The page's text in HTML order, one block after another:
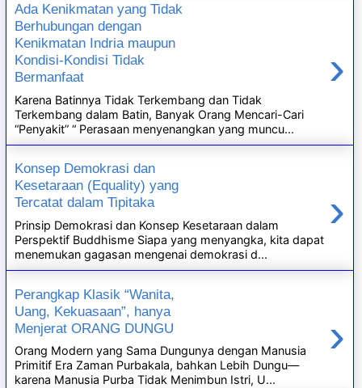
Ada Kenikmatan yang Tidak
Berhubungan dengan
Kenikmatan Indria maupun
Kondisi-Kondisi Tidak
Bermanfaat
›
Karena Batinnya Tidak Terkembang dan Tidak
Terkembang dalam Batin, Banyak Orang Mencari-Cari
“Penyakit” “ Perasaan menyenangkan yang muncu...
Konsep Demokrasi dan
Kesetaraan (Equality) yang
Tercatat dalam Tipitaka
›
Prinsip Demokrasi dan Konsep Kesetaraan dalam
Perspektif Buddhisme Siapa yang menyangka, kita dapat
menemukan gagasan mengenai demokrasi d...
Perangkap Klasik “Wanita,
Uang, Kekuasaan”, hanya
Menjerat ORANG DUNGU
›
Orang Modern yang Sama Dungunya dengan Manusia
Primitif Era Zaman Purbakala, bahkan Lebih Dungu—
karena Manusia Purba Tidak Menimbun Istri, U...